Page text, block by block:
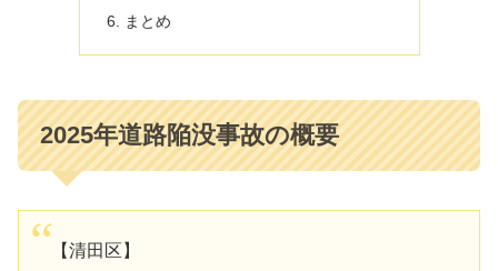
まとめ
2025年道路陥没事故の概要
【清田区】